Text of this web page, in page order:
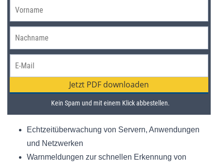
Echtzeitüberwachung von Servern, Anwendungen
und Netzwerken
Warnmeldungen zur schnellen Erkennung von